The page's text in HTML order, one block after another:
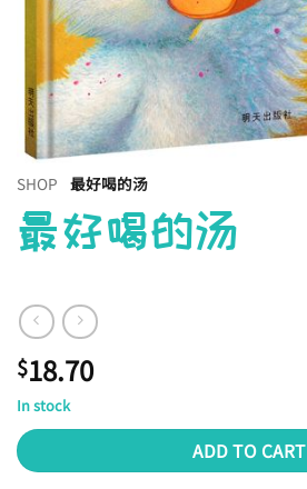
SHOP 最好喝的汤
最好喝的汤
$18.70
In stock
ADD TO CART